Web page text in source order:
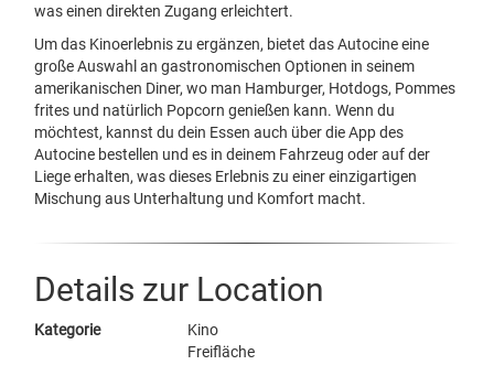
was einen direkten Zugang erleichtert.
Um das Kinoerlebnis zu ergänzen, bietet das Autocine eine
große Auswahl an gastronomischen Optionen in seinem
amerikanischen Diner, wo man Hamburger, Hotdogs, Pommes
frites und natürlich Popcorn genießen kann. Wenn du
möchtest, kannst du dein Essen auch über die App des
Autocine bestellen und es in deinem Fahrzeug oder auf der
Liege erhalten, was dieses Erlebnis zu einer einzigartigen
Mischung aus Unterhaltung und Komfort macht.
Details zur Location
Kategorie
Kino
Freifläche